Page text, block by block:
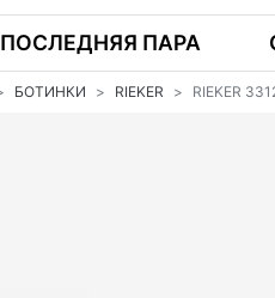
ПОСЛЕДНЯЯ ПАРА
БОТИНКИ RIEKER RIEKER